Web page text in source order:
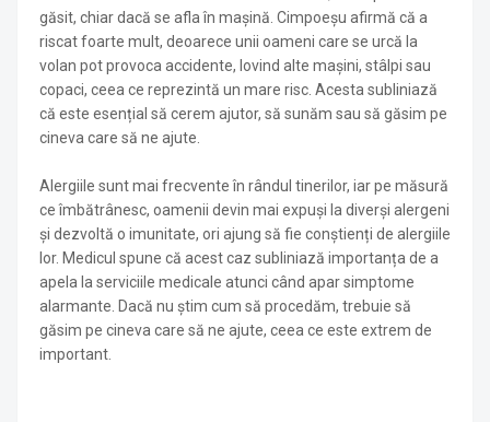
găsit, chiar dacă se afla în mașină. Cimpoeșu afirmă că a
riscat foarte mult, deoarece unii oameni care se urcă la
volan pot provoca accidente, lovind alte mașini, stâlpi sau
copaci, ceea ce reprezintă un mare risc. Acesta subliniază
că este esențial să cerem ajutor, să sunăm sau să găsim pe
cineva care să ne ajute.
Alergiile sunt mai frecvente în rândul tinerilor, iar pe măsură
ce îmbătrânesc, oamenii devin mai expuși la diverși alergeni
și dezvoltă o imunitate, ori ajung să fie conștienți de alergiile
lor. Medicul spune că acest caz subliniază importanța de a
apela la serviciile medicale atunci când apar simptome
alarmante. Dacă nu știm cum să procedăm, trebuie să
găsim pe cineva care să ne ajute, ceea ce este extrem de
important.